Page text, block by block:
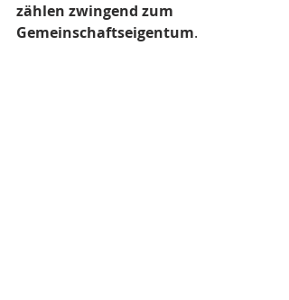
zählen zwingend zum
Gemeinschaftseigentum.